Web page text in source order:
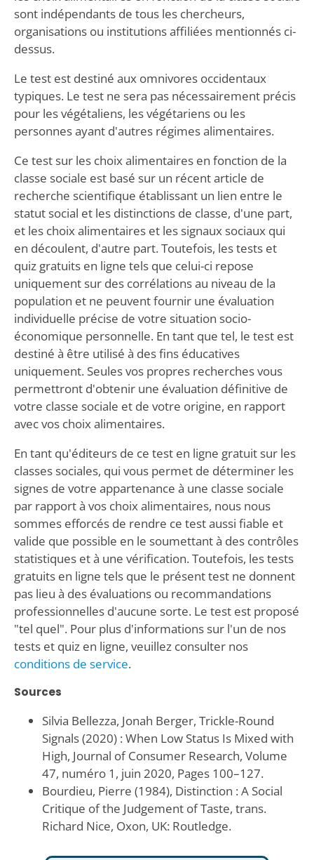
sont indépendants de tous les chercheurs,
organisations ou institutions affiliées mentionnés ci-
dessus.
Le test est destiné aux omnivores occidentaux
typiques. Le test ne sera pas nécessairement précis
pour les végétaliens, les végétariens ou les
personnes ayant d'autres régimes alimentaires.
Ce test sur les choix alimentaires en fonction de la
classe sociale est basé sur un récent article de
recherche scientifique établissant un lien entre le
statut social et les distinctions de classe, d'une part,
et les choix alimentaires et les signaux sociaux qui
en découlent, d'autre part. Toutefois, les tests et
quiz gratuits en ligne tels que celui-ci repose
uniquement sur des corrélations au niveau de la
population et ne peuvent fournir une évaluation
individuelle précise de votre situation socio-
économique personnelle. En tant que tel, le test est
destiné à être utilisé à des fins éducatives
uniquement. Seules vos propres recherches vous
permettront d'obtenir une évaluation définitive de
votre classe sociale et de votre origine, en rapport
avec vos choix alimentaires.
En tant qu'éditeurs de ce test en ligne gratuit sur les
classes sociales, qui vous permet de déterminer les
signes de votre appartenance à une classe sociale
par rapport à vos choix alimentaires, nous nous
sommes efforcés de rendre ce test aussi fiable et
valide que possible en le soumettant à des contrôles
statistiques et à une vérification. Toutefois, les tests
gratuits en ligne tels que le présent test ne donnent
pas lieu à des évaluations ou recommandations
professionnelles d'aucune sorte. Le test est proposé
"tel quel". Pour plus d'informations sur l'un de nos
tests et quiz en ligne, veuillez consulter nos
conditions de service.
Sources
Silvia Bellezza, Jonah Berger, Trickle-Round
Signals (2020) : When Low Status Is Mixed with
High, Journal of Consumer Research, Volume
47, numéro 1, juin 2020, Pages 100–127.
Bourdieu, Pierre (1984), Distinction : A Social
Critique of the Judgement of Taste, trans.
Richard Nice, Oxon, UK: Routledge.